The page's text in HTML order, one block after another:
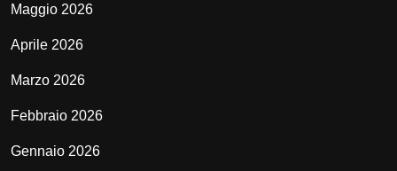
Maggio 2026
Aprile 2026
Marzo 2026
Febbraio 2026
Gennaio 2026